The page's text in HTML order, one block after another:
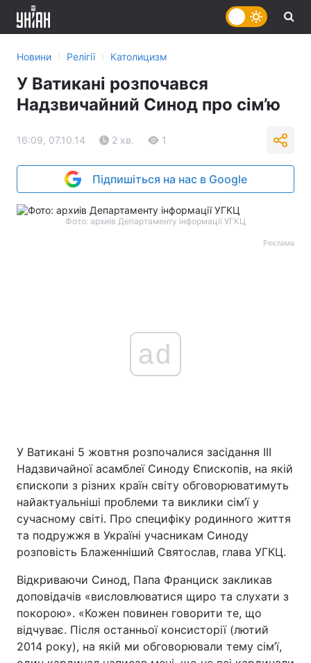
Новини › Релігії › Католицизм
У Ватикані розпочався
Надзвичайний Синод про сім’ю
16:09, 07.10.14 2 хв. 1
Підпишіться на нас в Google
Фото: архиів Департаменту інформації УГКЦ
Реклама
ad
У Ватикані 5 жовтня розпочалися засідання ІІІ
Надзвичайної асамблеї Синоду Єпископів, на якій
єпископи з різних країн світу обговорюватимуть
найактуальніші проблеми та виклики сім’ї у
сучасному світі. Про специфіку родинного життя
та подружжя в Україні учасникам Синоду
розповість Блаженніший Святослав, глава УГКЦ.
Відкриваючи Синод, Папа Франциск закликав
доповідачів «висловлюватися щиро та слухати з
покорою». «Кожен повинен говорити те, що
відчуває. Після останньої консисторії (лютий
2014 року), на якій ми обговорювали тему сім’ї,